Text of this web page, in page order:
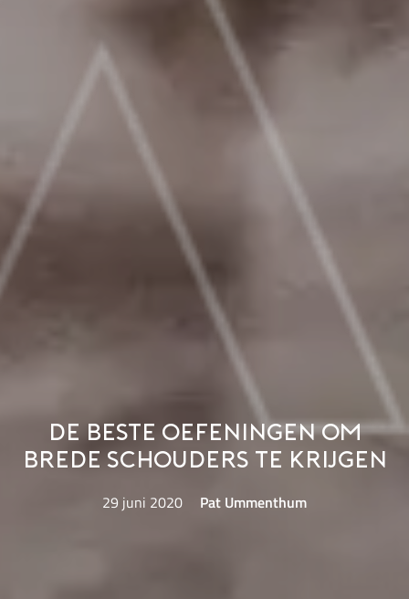
De beste oefeningen om
brede schouders te krijgen
29 juni 2020 Pat Ummenthum